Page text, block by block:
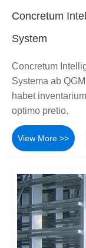
Concretum
System
Concretum
Systema ab
habet
optimo pretio.
View More >>